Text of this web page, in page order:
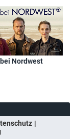
Nordwest